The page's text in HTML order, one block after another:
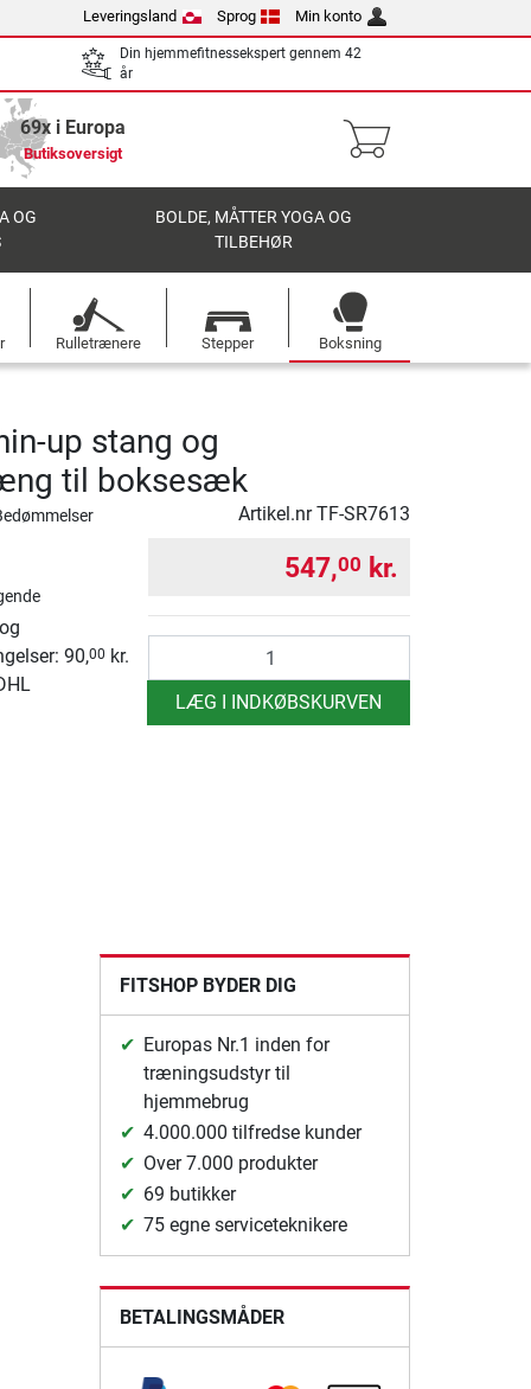
Leveringsland Sprog Min konto
Din hjemmefitnessekspert gennem 42
år
69x i Europa
Butiksoversigt
OG
BOLDE, MÅTTER YOGA OG
TILBEHØR
Rulletrænere Stepper Boksning
up stang og
til boksesæk
Artikel.nrTF-SR7613
90,00 kr.
547,00 kr.
LÆG I INDKØBSKURVEN
FITSHOP BYDER DIG
Europas Nr.1 inden for
træningsudstyr til
hjemmebrug
4.000.000 tilfredse kunder
Over 7.000 produkter
69 butikker
75 egne serviceteknikere
BETALINGSMÅDER